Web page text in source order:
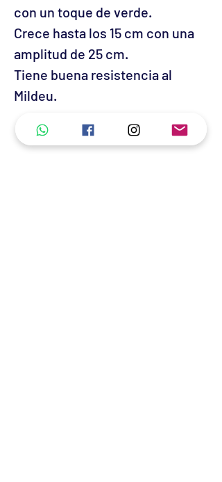
con un toque de verde.
Crece hasta los 15 cm con una
amplitud de 25 cm.
Tiene buena resistencia al
Mildeu.